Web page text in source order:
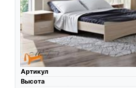
Артикул
Высота